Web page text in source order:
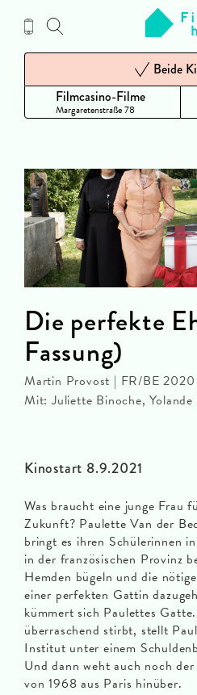
Inhalt
Filmcasino-Filme
Margaretenstraße 78
Beide
Kinostart 8.9.2021
Was braucht eine junge Frau
Zukunft? Paulette Van der
bringt es ihren Schülerinnen
in der französischen Provinz
Hemden bügeln und die
einer perfekten Gattin
kümmert sich Paulettes
überraschend stirbt, stellt
Institut unter einem
Und dann weht auch noch
von 1968 aus Paris hinüber.
Die perfekte
Fassung)
Martin Provost | FR/BE 2020
Mit: Juliette Binoche,